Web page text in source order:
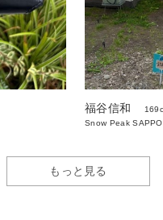
福谷信和
Snow Peak
もっと見る